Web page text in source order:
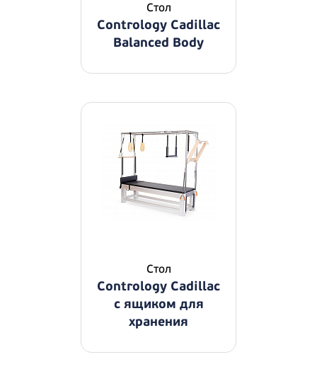
Стол
Contrology Cadillac
Balanced Body
Стол
Contrology Cadillac
c ящиком для
хранения